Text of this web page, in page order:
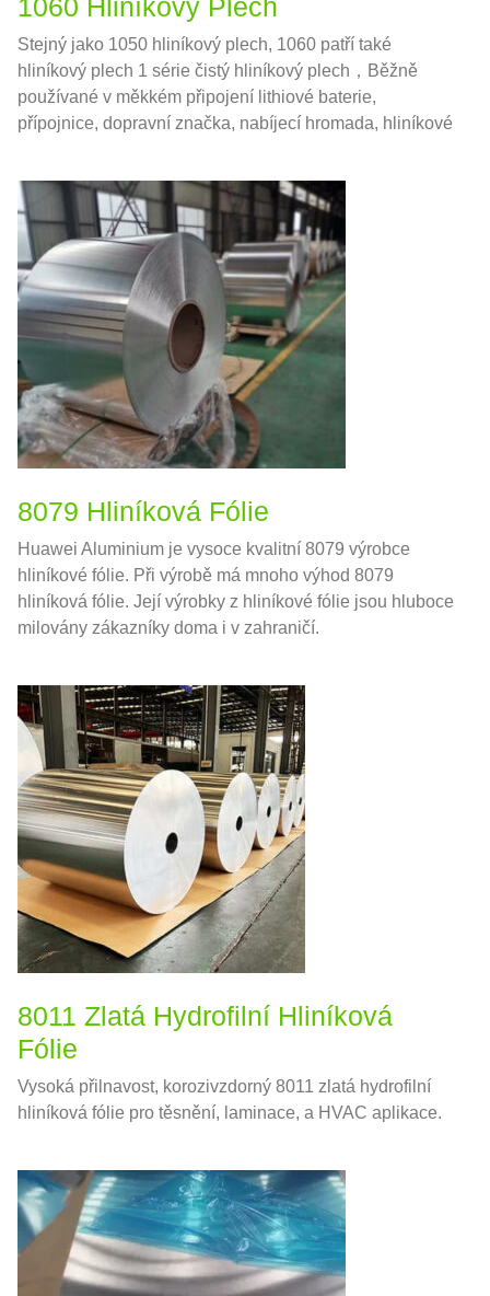
1060 Hliníkový Plech
Stejný jako 1050 hliníkový plech, 1060 patří také
hliníkový plech 1 série čistý hliníkový plech，Běžně
používané v měkkém připojení lithiové baterie,
přípojnice, dopravní značka, nabíjecí hromada, hliníkové
8079 Hliníková Fólie
Huawei Aluminium je vysoce kvalitní 8079 výrobce
hliníkové fólie. Při výrobě má mnoho výhod 8079
hliníková fólie. Její výrobky z hliníkové fólie jsou hluboce
milovány zákazníky doma i v zahraničí.
8011 Zlatá Hydrofilní Hliníková
Fólie
Vysoká přilnavost, korozivzdorný 8011 zlatá hydrofilní
hliníková fólie pro těsnění, laminace, a HVAC aplikace.